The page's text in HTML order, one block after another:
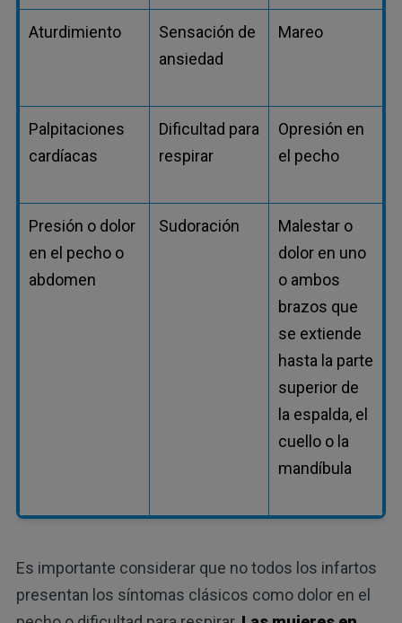
Aturdimiento
Sensación de
ansiedad
Mareo
Palpitaciones
cardíacas
Dificultad para
respirar
Opresión en
el pecho
Presión o dolor
en el pecho o
abdomen
Sudoración
Malestar o
dolor en uno
o ambos
brazos que
se extiende
hasta la parte
superior de
la espalda, el
cuello o la
mandíbula
Es importante considerar que no todos los infartos
presentan los síntomas clásicos como dolor en el